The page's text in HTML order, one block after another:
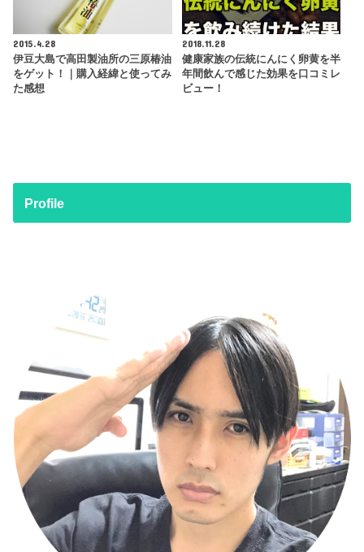
2015.4.28
伊豆大島で高田製油所の三原椿油
をゲット！｜購入経緯と使ってみ
た感想
2018.11.28
健康家族の伝統にんにく卵黄を半
年間飲んで感じた効果を口コミレ
ビュー！
Profile